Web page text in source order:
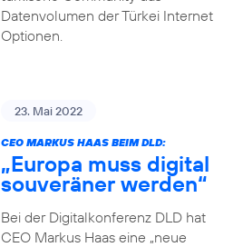
Datenvolumen der Türkei Internet
Optionen.
23. Mai 2022
CEO MARKUS HAAS BEIM DLD:
„Europa muss digital
souveräner werden“
Bei der Digitalkonferenz DLD hat
CEO Markus Haas eine „neue